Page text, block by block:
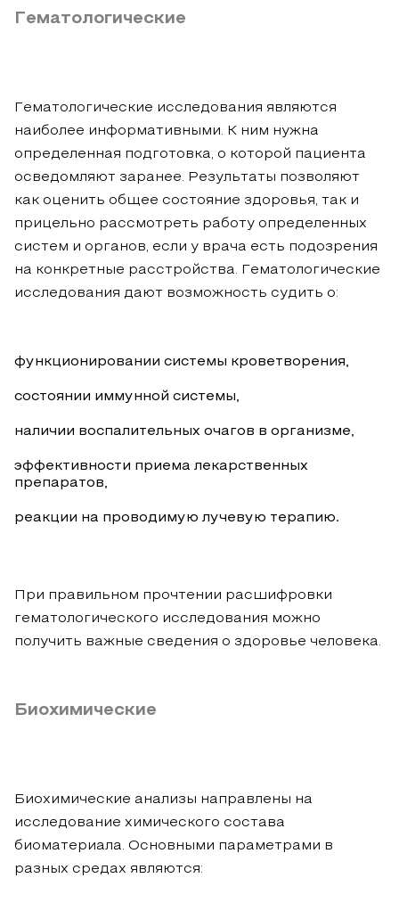
Гематологические
Гематологические исследования являются
наиболее информативными. К ним нужна
определенная подготовка, о которой пациента
осведомляют заранее. Результаты позволяют
как оценить общее состояние здоровья, так и
прицельно рассмотреть работу определенных
систем и органов, если у врача есть подозрения
на конкретные расстройства. Гематологические
исследования дают возможность судить о:
функционировании системы кроветворения,
состоянии иммунной системы,
наличии воспалительных очагов в организме,
эффективности приема лекарственных
препаратов,
реакции на проводимую лучевую терапию.
При правильном прочтении расшифровки
гематологического исследования можно
получить важные сведения о здоровье человека.
Биохимические
Биохимические анализы направлены на
исследование химического состава
биоматериала. Основными параметрами в
разных средах являются: